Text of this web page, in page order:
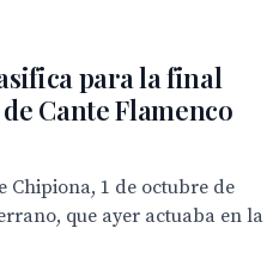
para la final
Cante Flamenco
Chipiona, 1 de octubre de
que ayer actuaba en la